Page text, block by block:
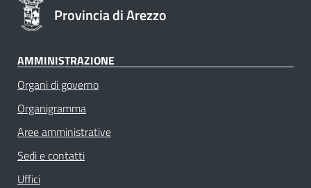
Provincia di Arezzo
AMMINISTRAZIONE
Organi di governo
Organigramma
Aree amministrative
Sedi e contatti
Uffici